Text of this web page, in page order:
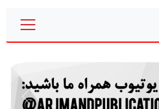
بعدی